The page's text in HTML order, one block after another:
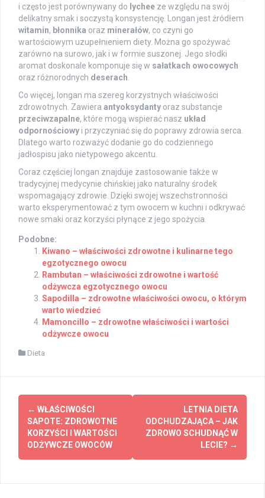
i często jest porównywany do lychee ze względu na swój
delikatny smak i soczystą konsystencję. Longan jest źródłem
witamin, błonnika oraz minerałów, co czyni go
wartościowym uzupełnieniem diety. Można go spożywać
zarówno na surowo, jak i w formie suszonej. Jego słodki
aromat doskonale komponuje się w sałatkach owocowych
oraz różnorodnych deserach
Co więcej, longan ma szereg korzystnych właściwości
zdrowotnych. Zawiera antyoksydanty oraz substancje
przeciwzapalne, które mogą wspierać nasz układ
odpornościowy i przyczyniać się do poprawy zdrowia serca.
Dlatego warto rozważyć dodanie go do codziennego
jadłospisu jako nietypowego akcentu.
Coraz częściej longan znajduje zastosowanie także w
tradycyjnej medycynie chińskiej jako naturalny środek
wspomagający zdrowie. Dzięki swojej wszechstronności
warto eksperymentować z tym owocem w kuchni i odkrywać
nowe smaki oraz korzyści płynące z jego spożycia.
Podobne:
Kiwano – właściwości zdrowotne i kulinarne tego
egzotycznego owocu
Rambutan – właściwości zdrowotne i wartość
odżywcza egzotycznego owocu
Sapodilla – zdrowotne właściwości owocu, o którym
warto wiedzieć
Mamoncillo – zdrowotne właściwości i wartości
odżywcze owocu
Dieta
Post
navigation
← WŁAŚCIWOŚCI
SAPOTE: ZDROWOTNE
KORZYŚCI I WARTOŚCI
ODŻYWCZE OWOCÓW
LETNIA DIETA
ODCHUDZAJĄCA – JAK
ZDROWO SCHUDNĄĆ W
LECIE? →